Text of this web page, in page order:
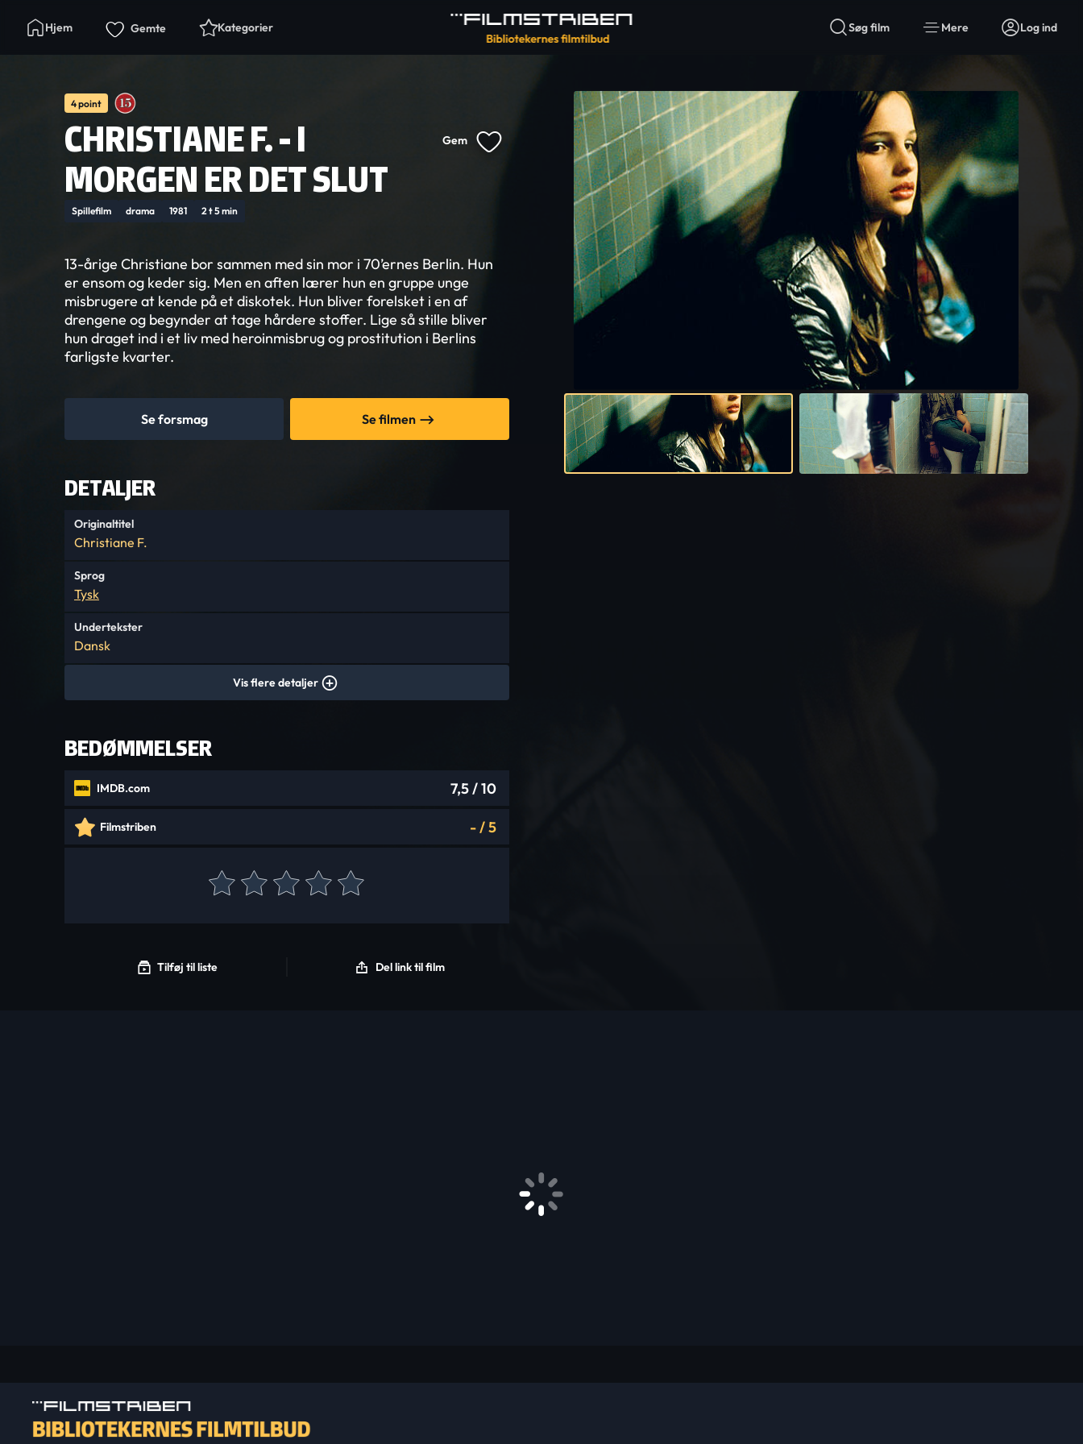
Hjem Gemte Kategorier Søg film Mere Log ind
4 point
CHRISTIANE F. - I
MORGEN ER DET SLUT
Gem
Spillefilm drama 1981 2 t 5 min
13-årige Christiane bor sammen med sin mor i 70’ernes Berlin. Hun
er ensom og keder sig. Men en aften lærer hun en gruppe unge
misbrugere at kende på et diskotek. Hun bliver forelsket i en af
drengene og begynder at tage hårdere stoffer. Lige så stille bliver
hun draget ind i et liv med heroinmisbrug og prostitution i Berlins
farligste kvarter.
Se forsmag Se filmen
DETALJER
Originaltitel
Christiane F.
Sprog
Tysk
Undertekster
Dansk
Vis flere detaljer
BEDØMMELSER
IMDB.com 7,5/ 10
Filmstriben -/5
Tilføj til liste Del link til film